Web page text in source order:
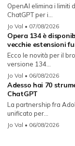
OpenAI elimina i limiti
ChatGPT per i...
Jo Val • 07/08/2026
Opera 134 è
vecchie estensioni
Ecco le novità per il
versione 134...
Jo Val • 06/08/2026
Adesso hai 70
ChatGPT
La partnership fra
unificato per...
Jo Val • 06/08/2026